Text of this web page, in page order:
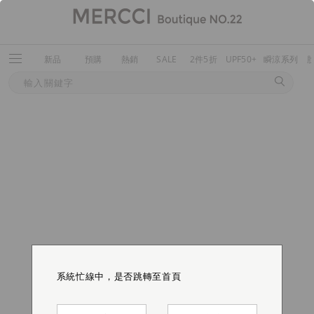
新品 預購 熱銷 SALE 2件5折 UPF50+ 瞬涼系列
系統忙線中，是否跳轉至首頁
系統忙線中，是否跳轉至首頁
系統忙線中，是否跳轉至首頁
系統忙線中，是否跳轉至首頁
系統忙線中，是否跳轉至首頁